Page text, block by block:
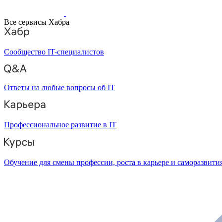
Все сервисы Хабра
Сообщество IT-специалистов
Ответы на любые вопросы об IT
Профессиональное развитие в IT
Обучение для смены профессии, роста в карьере и